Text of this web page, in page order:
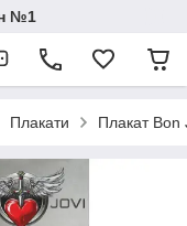
№1
Плакати Плакат Bon